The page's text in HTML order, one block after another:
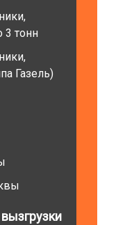
3 тонн
Газель)